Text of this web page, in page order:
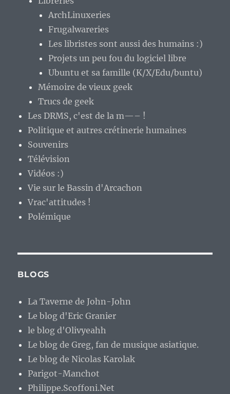
ArchLinuxeries
Frugalwareries
Les libristes sont aussi des humains :)
Projets un peu fou du logiciel libre
Ubuntu et sa famille (K/X/Edu/buntu)
Mémoire de vieux geek
Trucs de geek
Les DRMS, c'est de la m—– !
Politique et autres crétinerie humaines
Souvenirs
Télévision
Vidéos :)
Vie sur le Bassin d'Arcachon
Vrac'attitudes !
Polémique
BLOGS
La Taverne de John-John
Le blog d'Eric Granier
le blog d'Olivyeahh
Le blog de Greg, fan de musique asiatique.
Le blog de Nicolas Karolak
Parigot-Manchot
Philippe.Scoffoni.Net